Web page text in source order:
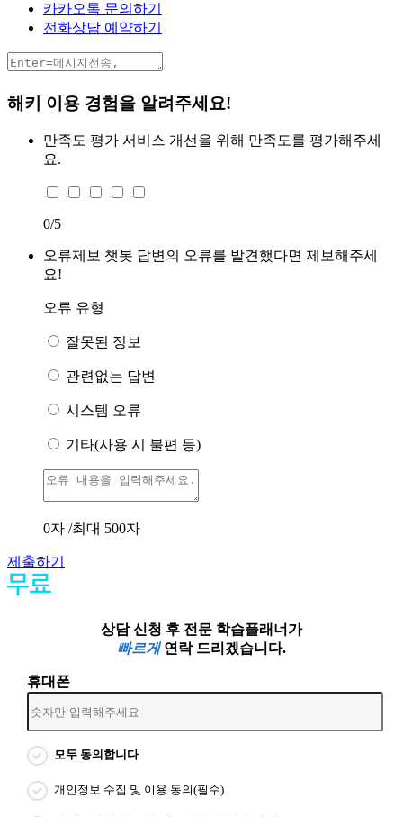
카카오톡 문의하기
전화상담 예약하기
해키 이용 경험을 알려주세요!
만족도 평가 서비스 개선을 위해 만족도를 평가해주세
요.
0/5
오류제보 챗봇 답변의 오류를 발견했다면 제보해주세
요!
오류 유형
잘못된 정보
관련없는 답변
시스템 오류
기타(사용 시 불편 등)
0자 /최대 500자
제출하기
상담 신청 후 전문 학습플래너가
빠르게연락 드리겠습니다.
휴대폰
모두 동의합니다
개인정보 수집 및 이용 동의(필수)